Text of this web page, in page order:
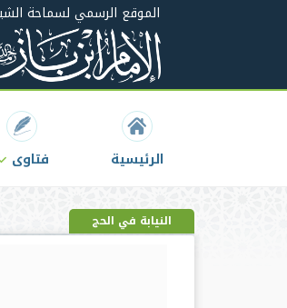
الموقع الرسمي لسماحة
الرئيسية فتاوى
النيابة في الحج